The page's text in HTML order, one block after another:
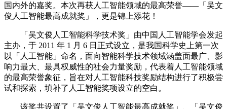
国内外的嘉奖。本次再获人工智能领域的最高荣誉——「吴文
俊人工智能最高成就奖」，更是锦上添花！
「吴文俊人工智能科学技术奖」由中国人工智能学会发起
主办，于 2011 年 1 月 6 日正式设立，是我国科学史上第一次
以「人工智能」命名，面向智能科学技术领域涵盖面最广、影
响力最大、最具权威性的社会力量奖励，代表着人工智能领域
的最高荣誉象征，旨在对人工智能科技奖励结构进行了积极尝
试和探索，填补了人工智能奖项设立的空白。
该奖共设置了「吴文俊人工智能最高成就奖」、「吴文俊